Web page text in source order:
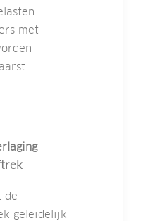
met
de
geleidelijk